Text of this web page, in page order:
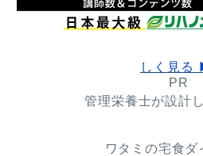
しく見る
PR
管理栄養士が設計
ワタミの宅食ダ